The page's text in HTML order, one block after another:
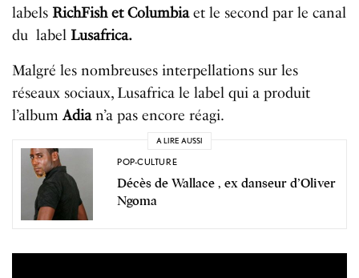
labels RichFish et Columbiaet le second par le canal
du label Lusafrica.
Malgré les nombreuses interpellations sur les
réseaux sociaux, Lusafrica le label qui a produit
l’albumAdian’a pas encore réagi.
A LIRE AUSSI
POP-CULTURE
Décès de Wallace , ex danseur d’Oliver
Ngoma